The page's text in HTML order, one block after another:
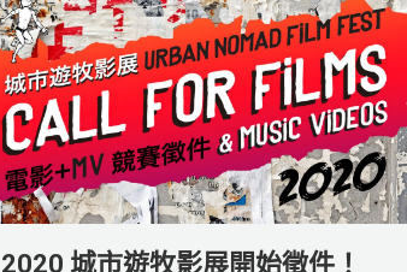
2020 城市遊牧影展開始徵件！